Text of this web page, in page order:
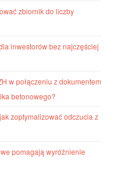
zbiornik do liczby
inwestorów bez najczęściej
w połączeniu z dokumentem
betonowego?
zoptymalizować odczucia z
pomagają wyróżnienie